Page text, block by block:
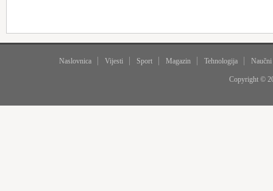
Naslovnica Vijesti Sport Magazin Tehnologija
Copyright ©